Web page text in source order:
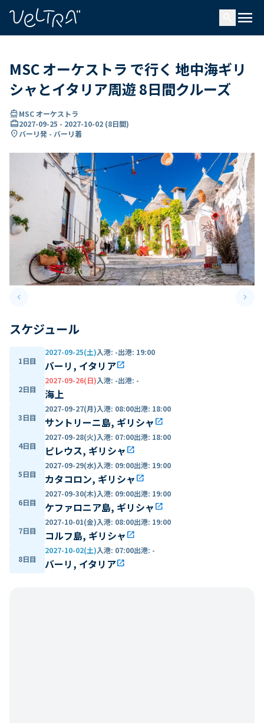
menu
MSC オーケストラ で行く 地中海ギリ
シャとイタリア周遊 8日間クルーズ
directions_boatMSC オーケストラ
card_travel2027-09-25 - 2027-10-02 (8日間)
location_onバーリ発 - バーリ着
keyboard_arrow_leftPrevious slide keyboard_arrow_right
スケジュール
1日目
2027-09-25(土)入港: -出港: 19:00
バーリ, イタリアopen_in_new
2日目
2027-09-26(日)入港: -出港: -
海上
3日目
2027-09-27(月)入港: 08:00出港: 18:00
サントリーニ島, ギリシャ open_in_new
4日目
2027-09-28(火)入港: 07:00出港: 18:00
ピレウス, ギリシャ open_in_new
5日目
2027-09-29(水)入港: 09:00出港: 19:00
カタコロン, ギリシャ open_in_new
6日目
2027-09-30(木)入港: 09:00出港: 19:00
ケファロニア島, ギリシャ open_in_new
7日目
2027-10-01(金)入港: 08:00出港: 19:00
コルフ島, ギリシャ open_in_new
8日目
2027-10-02(土)入港: 07:00出港: -
バーリ, イタリアopen_in_new